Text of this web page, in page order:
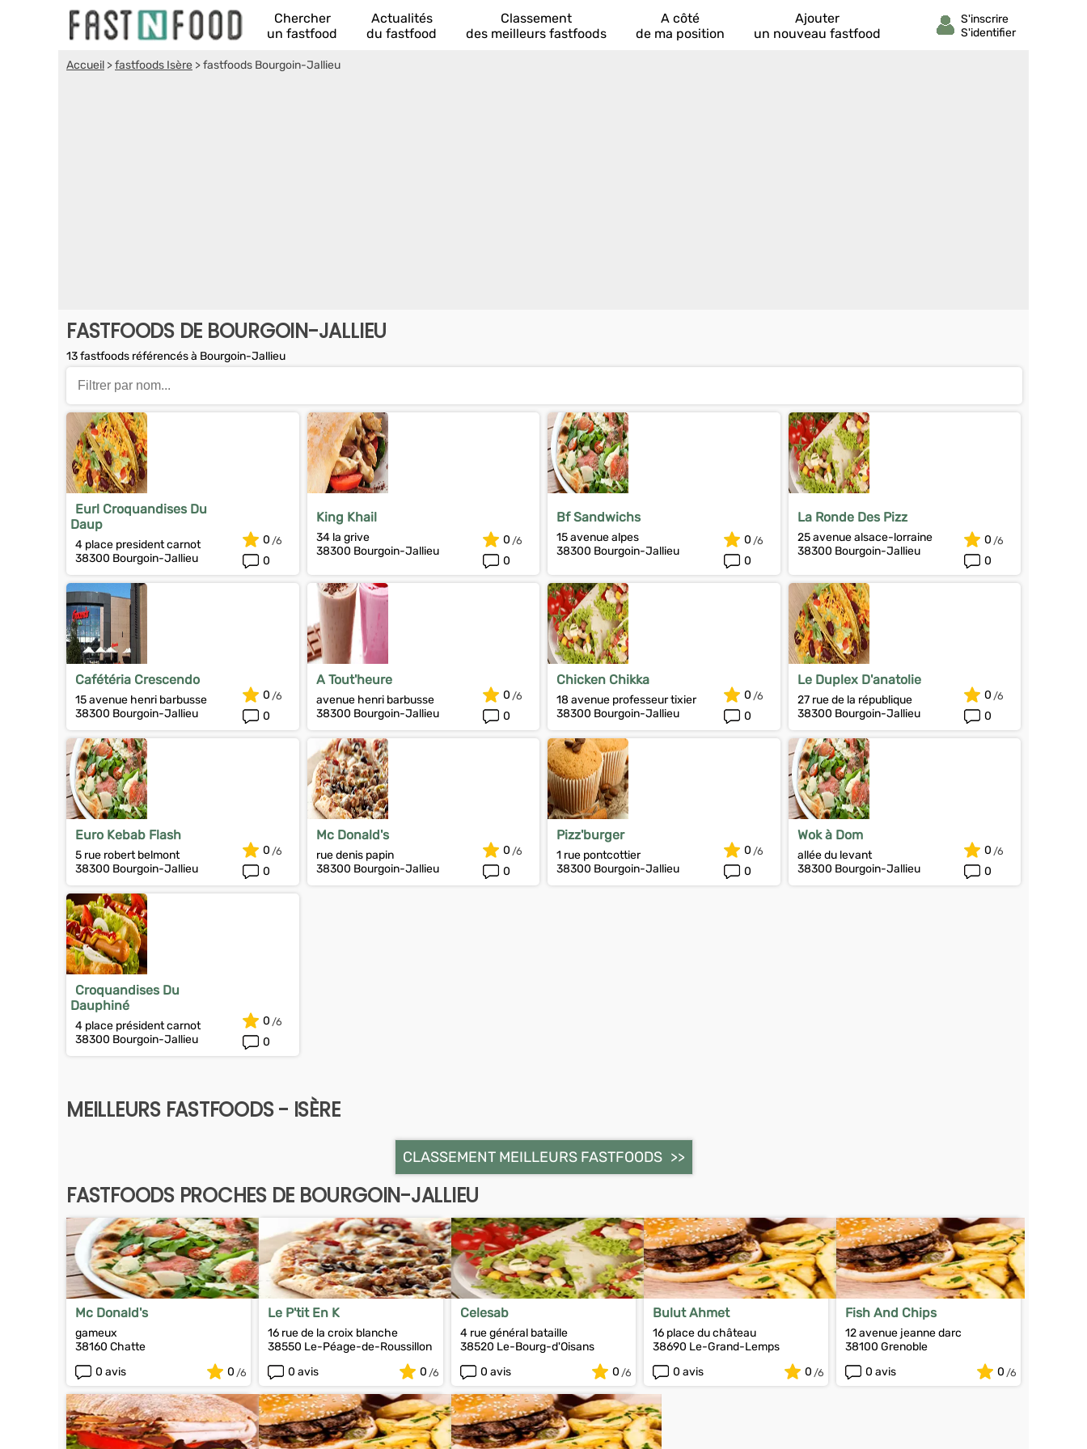
Chercher
un fastfood
Actualités
du fastfood
Classement
des meilleurs fastfoods
A côté
de ma position
Ajouter
un nouveau fastfood
Accueil >fastfoods Isère >fastfoods Bourgoin-Jallieu
FASTFOODS DE BOURGOIN-JALLIEU
13 fastfoods référencés à Bourgoin-Jallieu
Eurl Croquandises Du
Daup
4 place president carnot
38300 Bourgoin-Jallieu
0
0
King Khail
34 la grive
38300 Bourgoin-Jallieu
0
0
Bf Sandwichs
15 avenue alpes
38300 Bourgoin-Jallieu
0
0
La Ronde Des Pizz
25 avenue alsace-lorraine
38300 Bourgoin-Jallieu
0
0
Cafétéria Crescendo
15 avenue henri barbusse
38300 Bourgoin-Jallieu
0
0
A Tout'heure
avenue henri barbusse
38300 Bourgoin-Jallieu
0
0
Chicken Chikka
18 avenue professeur tixier
38300 Bourgoin-Jallieu
0
0
Le Duplex D'anatolie
27 rue de la république
38300 Bourgoin-Jallieu
0
0
Euro Kebab Flash
5 rue robert belmont
38300 Bourgoin-Jallieu
0
0
Mc Donald's
rue denis papin
38300 Bourgoin-Jallieu
0
0
Pizz'burger
1 rue pontcottier
38300 Bourgoin-Jallieu
0
0
Wok à Dom
allée du levant
38300 Bourgoin-Jallieu
0
0
Croquandises Du
Dauphiné
4 place président carnot
38300 Bourgoin-Jallieu
0
0
MEILLEURS FASTFOODS - ISÈRE
CLASSEMENT MEILLEURS FASTFOODS
FASTFOODS PROCHES DE BOURGOIN-JALLIEU
Mc Donald's
gameux
38160 Chatte
0 avis
0
Le P'tit En K
16 rue de la croix blanche
38550 Le-Péage-de-Roussillon
0 avis
0
Celesab
4 rue général bataille
38520 Le-Bourg-d'Oisans
0 avis
0
Bulut Ahmet
16 place du château
38690 Le-Grand-Lemps
0 avis
0
Fish And Chips
12 avenue jeanne darc
38100 Grenoble
0 avis
0